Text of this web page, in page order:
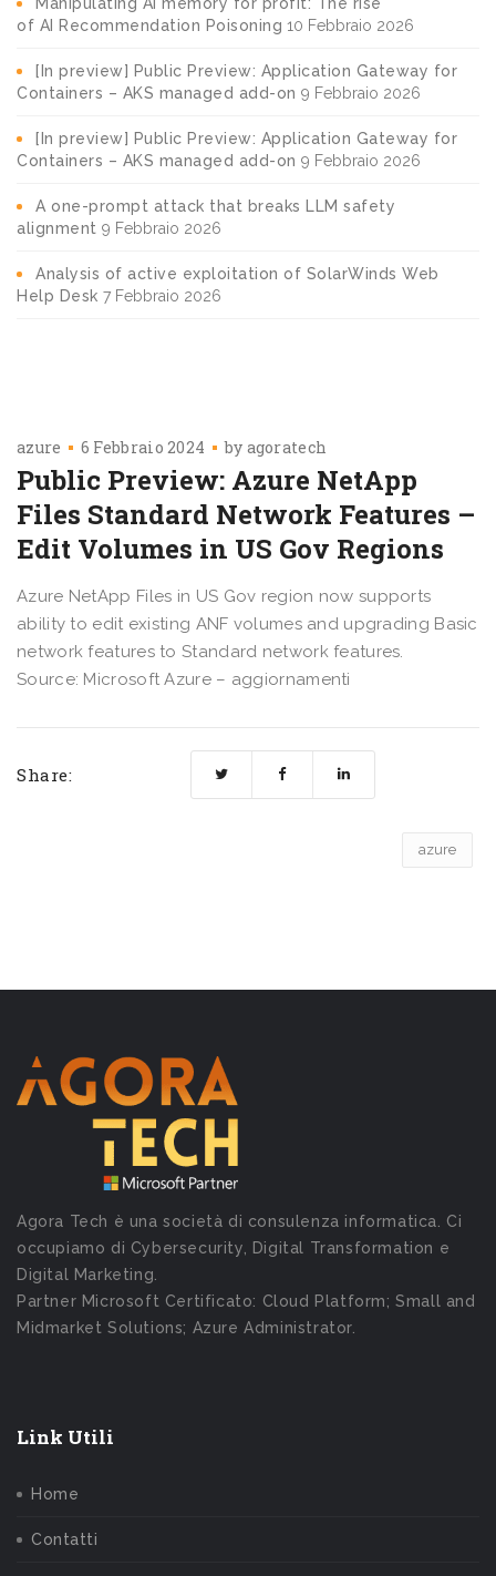
of AI Recommendation Poisoning 10 Febbraio 2026
[In preview] Public Preview: Application Gateway for
Containers – AKS managed add-on 9 Febbraio 2026
[In preview] Public Preview: Application Gateway for
Containers – AKS managed add-on 9 Febbraio 2026
A one-prompt attack that breaks LLM safety
alignment 9 Febbraio 2026
Analysis of active exploitation of SolarWinds Web
Help Desk 7 Febbraio 2026
azure 6 Febbraio 2024 by agoratech
Public Preview: Azure NetApp
Files Standard Network Features –
Edit Volumes in US Gov Regions
Azure NetApp Files in US Gov region now supports
ability to edit existing ANF volumes and upgrading Basic
network features to Standard network features.
Source: Microsoft Azure – aggiornamenti
Share:
azure
Agora Tech è una società di consulenza informatica. Ci
occupiamo di Cybersecurity, Digital Transformation e
Digital Marketing.
Partner Microsoft Certificato: Cloud Platform; Small and
Midmarket Solutions; Azure Administrator.
Link Utili
Home
Contatti